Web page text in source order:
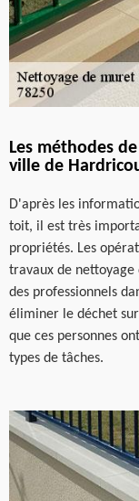
Les méthodes
ville de
D'après les
toit, il est très
propriétés. Les
travaux de
des professionnels
éliminer le déchet
que ces personnes
types de tâches.